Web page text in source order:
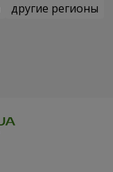
другие регионы